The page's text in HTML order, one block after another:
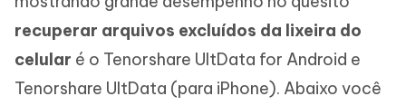
recuperar arquivos excluídos da lixeira do
celular é o Tenorshare UltData for Android e
Tenorshare UltData (para iPhone). Abaixo você